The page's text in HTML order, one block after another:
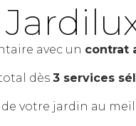
avec un contrat
dès 3 services
votre jardin au